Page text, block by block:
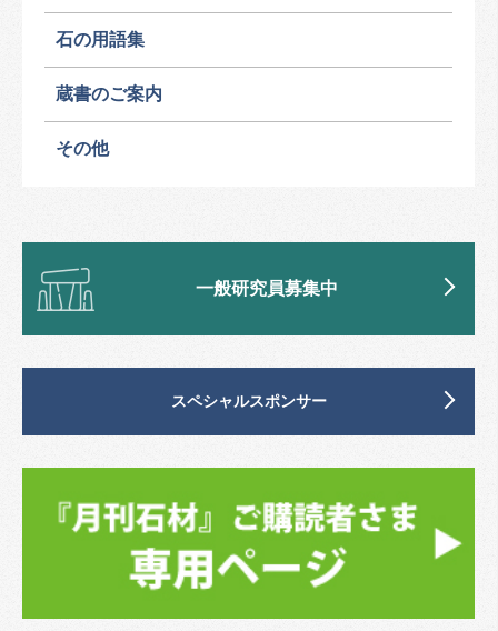
石の用語集
蔵書のご案内
その他
一般研究員募集中
スペシャルスポンサー